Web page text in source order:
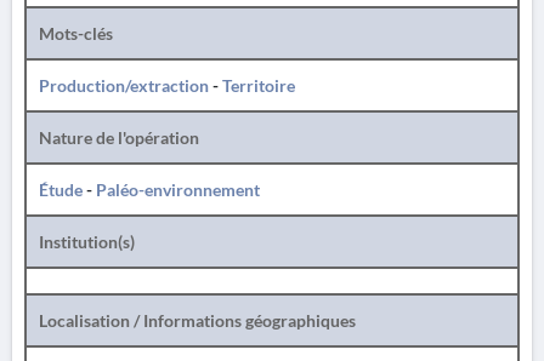
Mots-clés
Production/extraction-Territoire
Nature de l'opération
Étude- Paléo-environnement
Institution(s)
Localisation / Informations géographiques